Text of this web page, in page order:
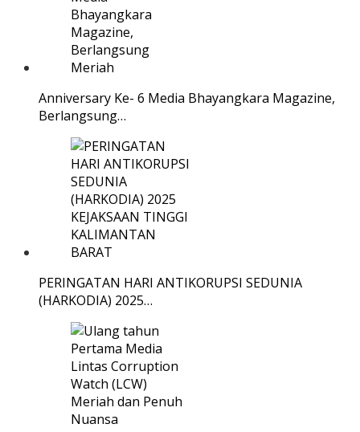
Anniversary Ke- 6 Media Bhayangkara Magazine,
Berlangsung…
PERINGATAN HARI ANTIKORUPSI SEDUNIA
(HARKODIA) 2025…